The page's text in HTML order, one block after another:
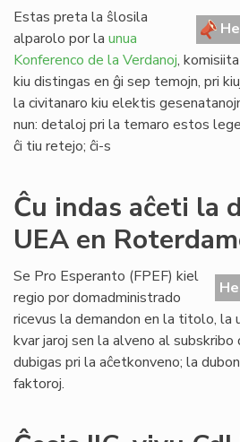
Estas preta la ŝlosila
alparolo por la unua
Konferenco de la Verdanoj,
kiu distingas en ĝi sep temojn, pri
la civitanaro kiu elektis
nun: detaloj pri la temaro estos
ĉi tiu retejo; ĉi-s
Ĉu indas aĉeti la
UEA en
Se Pro Esperanto (FPEF) kiel
regio por domadministrado
ricevus la demandon en la titolo, la
kvar jaroj sen la alveno al
dubigas pri la aĉetkonveno; la
faktoroj.